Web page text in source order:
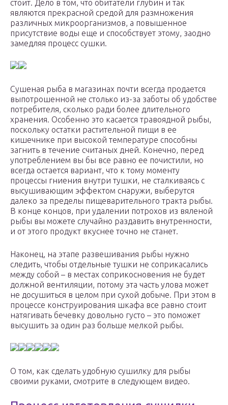
стоит. Дело в том, что обитатели глубин и так
являются прекрасной средой для размножения
различных микроорганизмов, а повышенное
присутствие воды еще и способствует этому, заодно
замедляя процесс сушки.
Сушеная рыба в магазинах почти всегда продается
выпотрошенной не столько из-за заботы об удобстве
потребителя, сколько ради более длительного
хранения. Особенно это касается травоядной рыбы,
поскольку остатки растительной пищи в ее
кишечнике при высокой температуре способны
загнить в течение считаных дней. Конечно, перед
употреблением вы бы все равно ее почистили, но
всегда остается вариант, что к тому моменту
процессы гниения внутри тушки, не сталкиваясь с
высушивающим эффектом снаружи, выберутся
далеко за пределы пищеварительного тракта рыбы.
В конце концов, при удалении потрохов из вяленой
рыбы вы можете случайно раздавить внутренности,
и от этого продукт вкуснее точно не станет.
Наконец, на этапе развешивания рыбы нужно
следить, чтобы отдельные тушки не соприкасались
между собой – в местах соприкосновения не будет
должной вентиляции, потому эта часть улова может
не досушиться в целом при сухой добыче. При этом в
процессе конструирования шкафа все равно стоит
натягивать бечевку довольно густо – это поможет
высушить за один раз больше мелкой рыбы.
О том, как сделать удобную сушилку для рыбы
своими руками, смотрите в следующем видео.